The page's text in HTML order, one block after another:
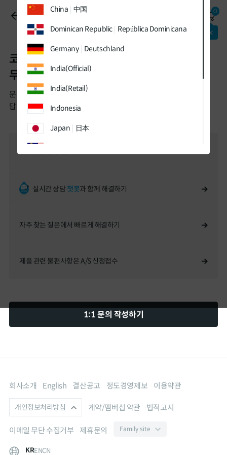
메뉴
바로가기
바로가기
바로가기
0
패키지최대 할인적용중!
코웨이에 관한 궁금증이 있다면
무엇이든 물어보세요.
문의 주신 내용에 신속하고 친절하게
답변 드리겠습니다.
실시간 상담 챗봇과 함께 해결하기
자주 찾는 질문에서 빠르게 해결하기
제품 관련 불편사항은 A/S 신청접수
1:1 문의 작성하기
회사소개 English 결산공고 정도경영제보 이용약관
개인정보처리방침 계약/멤버십 약관 법적고지
이메일 무단 수집거부 제휴문의
KRENCN
China 中国
Dominican Republic República Dominicana
Germany Deutschland
India(Official)
India(Retail)
Indonesia
Japan 日本
Thailand ประเทศไทย
Vietnam Việt Nam